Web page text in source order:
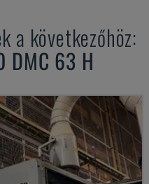
a következőhöz:
DMC 63 H